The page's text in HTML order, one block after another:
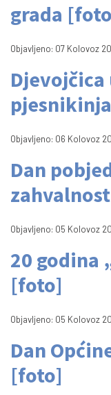
grada
Objavljeno: 07 Kolovoz
pjesnikinja
Objavljeno: 06 Kolovoz
Dan
Objavljeno: 05 Kolovoz
20 godina
[foto]
Objavljeno: 05 Kolovoz
Dan
[foto]